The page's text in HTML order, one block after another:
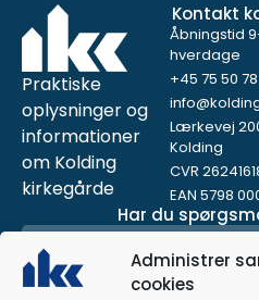
Administrer
cookies
Praktiske
oplysninger og
informationer
om Kolding
kirkegårde
Kontakt
Åbningstid
hverdage
+45 75 50
Lærkevej
Kolding
CVR
EAN 5798
Har du